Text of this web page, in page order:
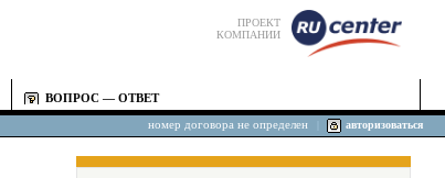
ПРОЕКТ
КОМПАНИИ
ВОПРОС — ОТВЕТ
номер договора не определен авторизоваться